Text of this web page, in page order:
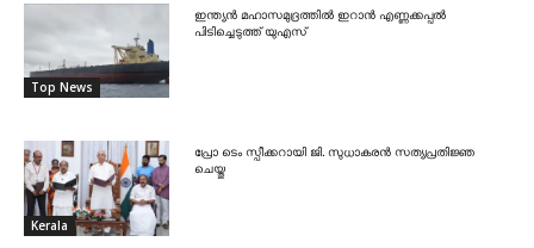
Top News
ഇന്ത്യൻ മഹാസമുദ്രത്തിൽ ഇറാൻ എണ്ണക്കപ്പൽ
പിടിച്ചെടുത്ത് യുഎസ്
Kerala
പ്രോ ടെം സ്പീക്കറായി ജി. സുധാകരൻ സത്യപ്രതിജ്ഞ
ചെയ്തു